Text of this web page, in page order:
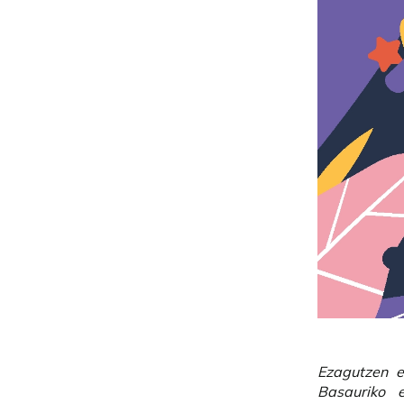
Ezagutzen
Basauriko